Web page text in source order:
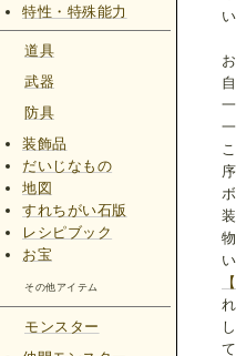
特性・特殊能力
道具
武器
防具
装飾品
だいじなもの
地図
すれちがい石版
レシピブック
お宝
その他アイテム
モンスター